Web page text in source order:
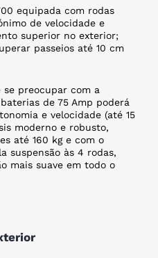
equipada com rodas
de velocidade e
superior no exterior;
passeios até 10 cm
se preocupar com a
de 75 Amp poderá
e velocidade (até 15
moderno e robusto,
até 160 kg e com o
suspensão às 4 rodas,
mais suave em todo o